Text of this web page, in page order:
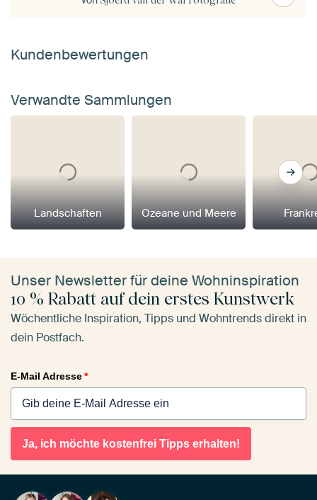
Kundenbewertungen
Verwandte Sammlungen
Landschaften Ozeane und Meere
Unser Newsletter für deine Wohninspiration
10 % Rabatt auf dein erstes Kunstwerk
Wöchentliche Inspiration, Tipps und Wohntrends direkt in
dein Postfach.
E-Mail Adresse*
Ja, ich möchte kostenfrei Tipps erhalten!